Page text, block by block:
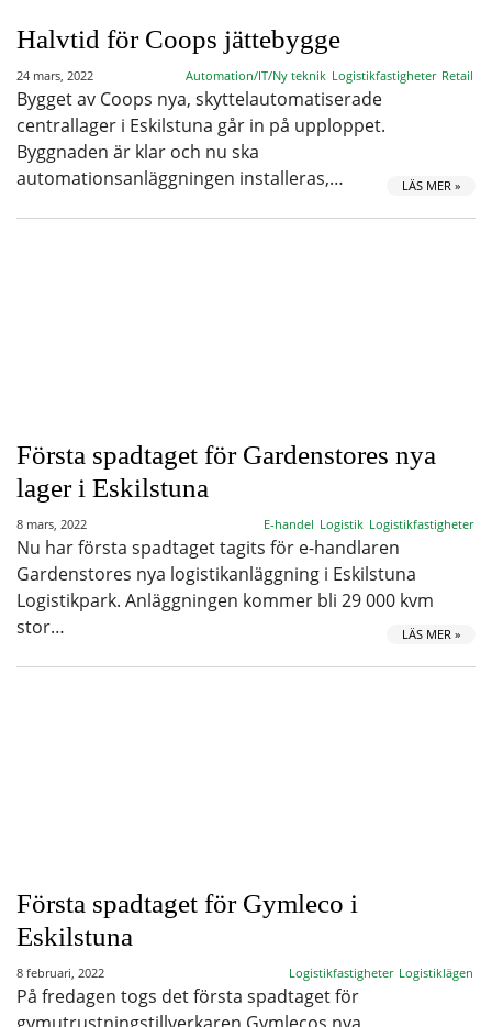
Halvtid för Coops jättebygge
24 mars, 2022 Automation/IT/Ny teknik Logistikfastigheter Retail
Bygget av Coops nya, skyttelautomatiserade
centrallager i Eskilstuna går in på upploppet.
Byggnaden är klar och nu ska
automationsanläggningen installeras,…
LÄS MER »
Första spadtaget för Gardenstores nya
lager i Eskilstuna
8 mars, 2022 E-handel Logistik Logistikfastigheter
Nu har första spadtaget tagits för e-handlaren
Gardenstores nya logistikanläggning i Eskilstuna
Logistikpark. Anläggningen kommer bli 29 000 kvm
stor…
LÄS MER »
Första spadtaget för Gymleco i
Eskilstuna
8 februari, 2022 Logistikfastigheter Logistiklägen
På fredagen togs det första spadtaget för